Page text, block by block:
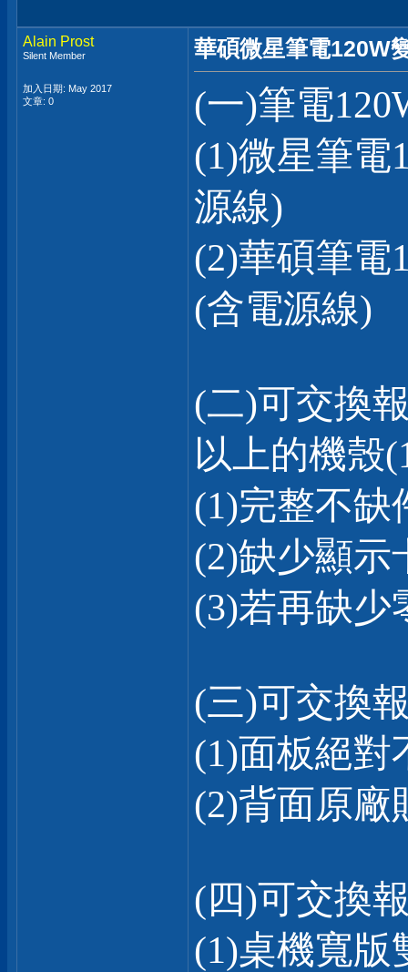
Alain Prost
Silent Member
加入日期: May 2017
文章: 0
華碩微星筆電120W
(一)筆電
(1)微星筆電
源線)
(2)華碩筆電
(含電源線)
(二)可交換
以上的機殼
(1)完整不缺
(2)缺少顯示
(3)若再缺少
(三)可交換
(1)面板絕對
(2)背面原廠
(四)可交換
(1)桌機寬版